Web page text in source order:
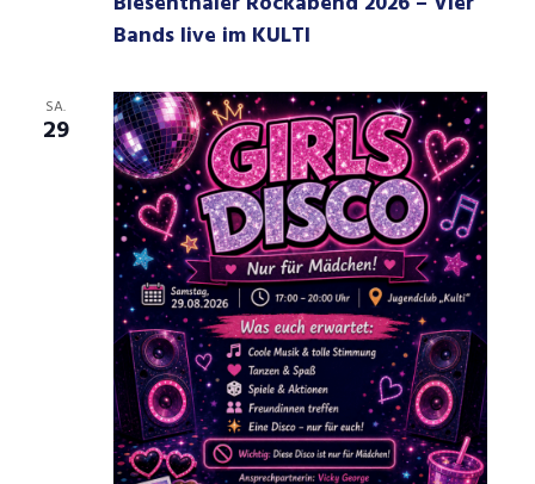
Bands live im KULTI
SA.
29